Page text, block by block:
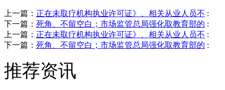
上一篇： 正在未取疗机构执业许可证》、相关从业人员不 :
下一篇： 死角、不留空白；市场监管总局强化取教育部的 :
上一篇： 正在未取疗机构执业许可证》、相关从业人员不 :
下一篇： 死角、不留空白；市场监管总局强化取教育部的 :
推荐资讯